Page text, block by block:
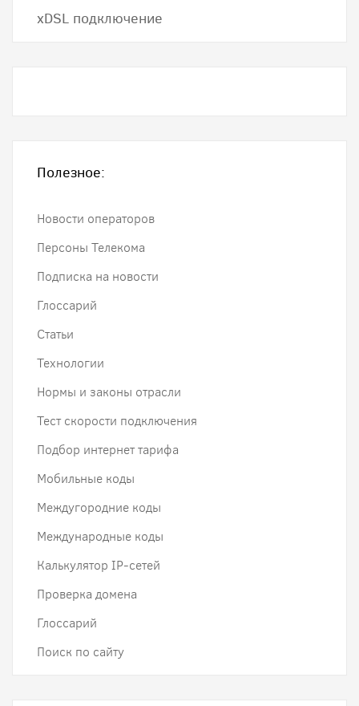
хDSL подключение
Полезное:
Новости операторов
Персоны Телекома
Подписка на новости
Глоссарий
Статьи
Технологии
Нормы и законы отрасли
Тест скорости подключения
Подбор интернет тарифа
Мобильные коды
Междугородние коды
Международные коды
Калькулятор IP-сетей
Проверка домена
Глоссарий
Поиск по сайту